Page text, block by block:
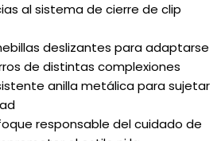
al sistema de cierre de clip
deslizantes para adaptarse
de distintas complexiones
anilla metálica para sujetar
responsable del cuidado de